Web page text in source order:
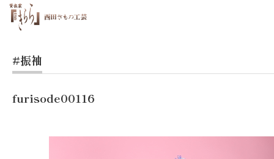
#振袖
furisode00116